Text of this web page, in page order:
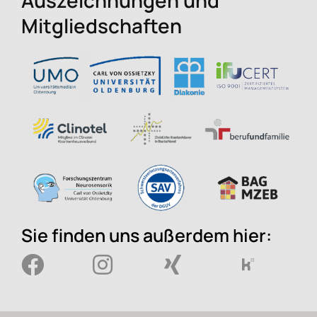
Mitgliedschaften
Sie finden uns außerdem hier: